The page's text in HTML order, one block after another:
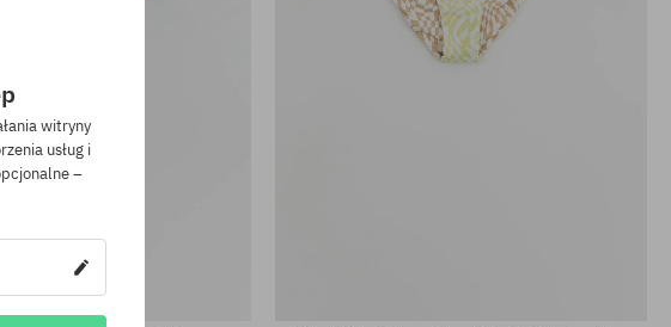
witryny
usług i
–